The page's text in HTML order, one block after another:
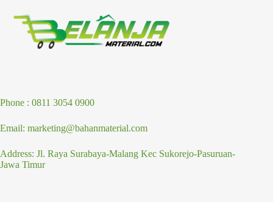
Phone : 0811 3054 0900
Email: marketing@bahanmaterial.com
Address: Jl. Raya Surabaya-Malang Kec Sukorejo-Pasuruan-
Jawa Timur